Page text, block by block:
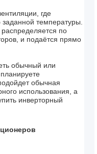
где
заданной температуры.
по
и подаётся прямо
обычный или
обычная
использования, а
инверторный